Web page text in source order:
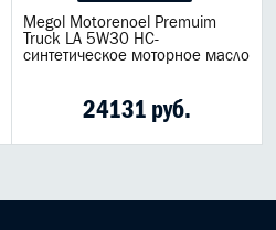
Megol Motorenoel Premuim
Truck LA 5W30 НС-
синтетическое моторное масло
24131 руб.